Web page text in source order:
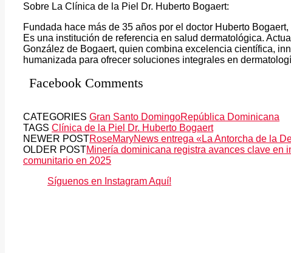
Sobre La Clínica de la Piel Dr. Huberto Bogaert:
Fundada hace más de 35 años por el doctor Huberto
Es una institución de referencia en salud dermatológica.
González de Bogaert, quien combina excelencia científica,
humanizada para ofrecer soluciones integrales en
Facebook Comments
CATEGORIES Gran Santo DomingoRepública Dominicana
TAGS Clínica de la Piel Dr. Huberto Bogaert
NEWER POSTRoseMaryNews entrega «La Antorcha de la
OLDER POSTMinería dominicana registra avances clave en
comunitario en 2025
Síguenos en Instagram Aquí!